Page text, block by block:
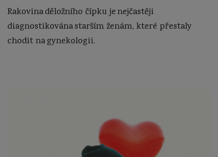
Rakovina děložního čípku je nejčastěji
diagnostikována starším ženám, které přestaly
chodit na gynekologii.